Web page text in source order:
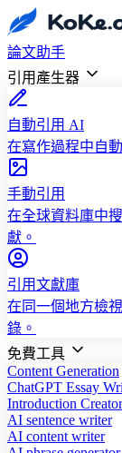
論文助手
引用產生器
自動引用 AI
在寫作過程中自
手動引用
在全球資料庫中
獻。
引用文獻庫
在同一個地方檢
錄。
免費工具
Content Generation
ChatGPT Essay
Introduction
AI sentence writer
AI content writer